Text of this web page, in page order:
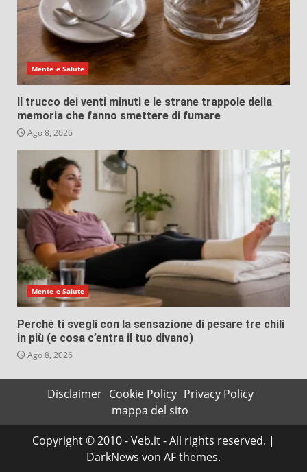
Mente e Salute
Il trucco dei venti minuti e le strane trappole della
memoria che fanno smettere di fumare
Ago 8, 2026
Mente e Salute
Perché ti svegli con la sensazione di pesare tre chili
in più (e cosa c’entra il tuo divano)
Ago 8, 2026
Disclaimer Cookie Policy Privacy Policy
mappa del sito
Copyright © 2010 - Veb.it - All rights reserved. |
DarkNews von AF themes.